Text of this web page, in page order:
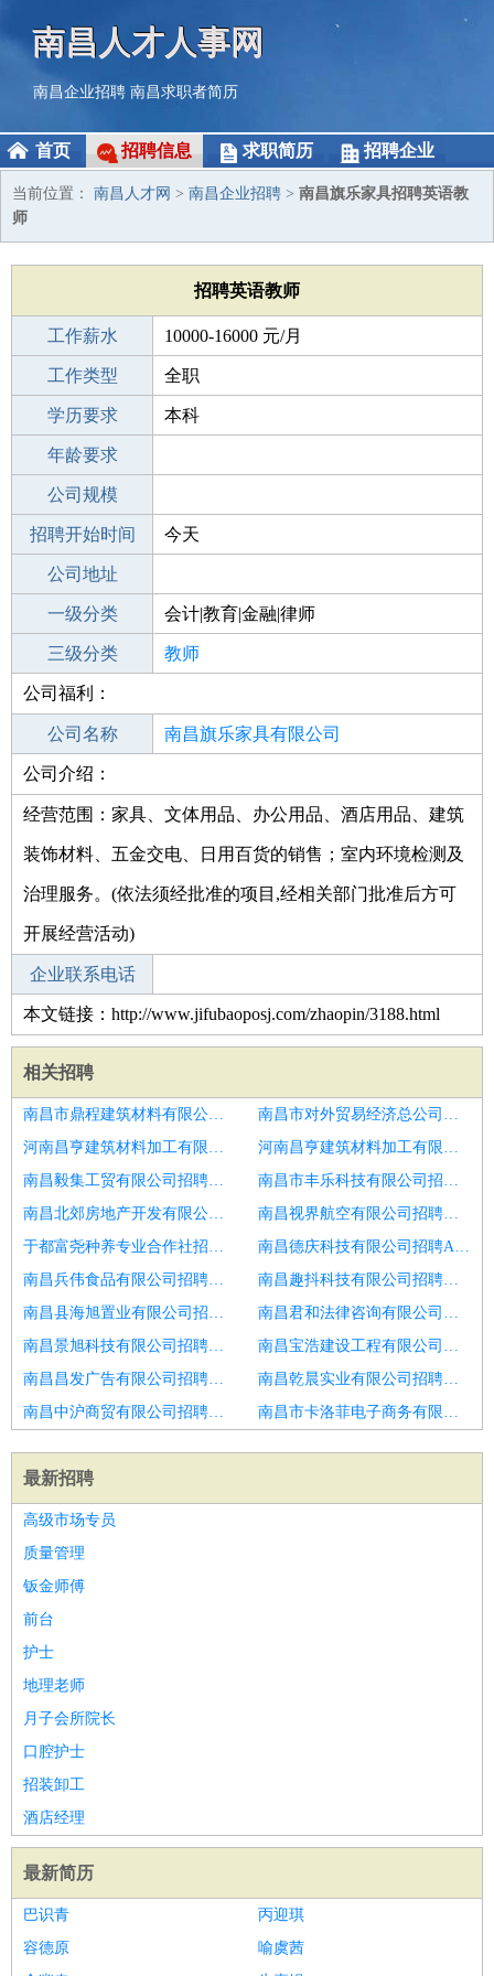
南昌人才人事网
南昌企业招聘 南昌求职者简历
首页 招聘信息 求职简历 招聘企业
当前位置： 南昌人才网 > 南昌企业招聘 > 南昌旗乐家具招聘英语教
师
招聘英语教师
工作薪水 10000-16000 元/月
招聘人数 若干
工作类型 全职
性别要求 -
学历要求 本科
工作经验
年龄要求
工作地点
公司规模
公司电话
招聘开始时间 今天
招聘结束时间
公司地址
一级分类 会计|教育|金融|律师
二级分类 教育/培训
三级分类 教师
其他行业
公司福利：
公司名称 南昌旗乐家具有限公司
公司类型
公司介绍：
经营范围：家具、文体用品、办公用品、酒店用品、建筑
装饰材料、五金交电、日用百货的销售；室内环境检测及
治理服务。(依法须经批准的项目,经相关部门批准后方可
开展经营活动)
企业联系电话
本文链接：http://www.jifubaoposj.com/zhaopin/3188.html
相关招聘
南昌市鼎程建筑材料有限公司招聘体育教师
南昌市对外贸易经济总公司招聘少儿英语教师
河南昌亨建筑材料加工有限公司招聘小学数学教师
河南昌亨建筑材料加工有限公司招聘老师
南昌毅集工贸有限公司招聘吉他老师
南昌市丰乐科技有限公司招聘理科教师
南昌北郊房地产开发有限公司招聘教务专员
南昌视界航空有限公司招聘中小学数学教师
于都富尧种养专业合作社招聘政治老师
南昌德庆科技有限公司招聘AP计算机教师
南昌兵伟食品有限公司招聘德语教师
南昌趣抖科技有限公司招聘数学老师
南昌县海旭置业有限公司招聘幼儿园主班老师
南昌君和法律咨询有限公司招聘英语老师
南昌景旭科技有限公司招聘小学语文教研员
南昌宝浩建设工程有限公司招聘幼儿园中文老师
南昌昌发广告有限公司招聘学前英语教学主管
南昌乾晨实业有限公司招聘高中生物老师
南昌中沪商贸有限公司招聘临沂市初中物理教师招聘
南昌市卡洛菲电子商务有限公司招聘双语物理老师
最新招聘
高级市场专员
质量管理
钣金师傅
前台
护士
地理老师
月子会所院长
口腔护士
招装卸工
酒店经理
最新简历
巴识青
丙迎琪
容德原
喻虞茜